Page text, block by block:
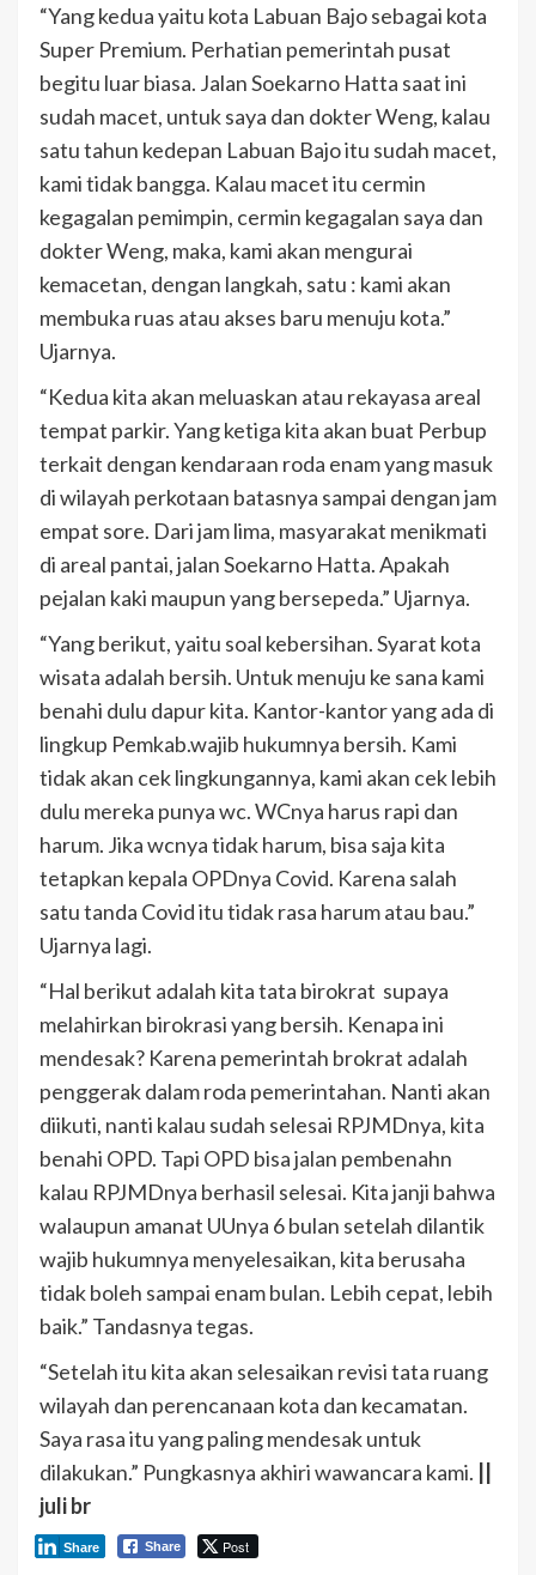
“Yang kedua yaitu kota Labuan Bajo sebagai kota
Super Premium. Perhatian pemerintah pusat
begitu luar biasa. Jalan Soekarno Hatta saat ini
sudah macet, untuk saya dan dokter Weng, kalau
satu tahun kedepan Labuan Bajo itu sudah macet,
kami tidak bangga. Kalau macet itu cermin
kegagalan pemimpin, cermin kegagalan saya dan
dokter Weng, maka, kami akan mengurai
kemacetan, dengan langkah, satu : kami akan
membuka ruas atau akses baru menuju kota.”
Ujarnya.
“Kedua kita akan meluaskan atau rekayasa areal
tempat parkir. Yang ketiga kita akan buat Perbup
terkait dengan kendaraan roda enam yang masuk
di wilayah perkotaan batasnya sampai dengan jam
empat sore. Dari jam lima, masyarakat menikmati
di areal pantai, jalan Soekarno Hatta. Apakah
pejalan kaki maupun yang bersepeda.” Ujarnya.
“Yang berikut, yaitu soal kebersihan. Syarat kota
wisata adalah bersih. Untuk menuju ke sana kami
benahi dulu dapur kita. Kantor-kantor yang ada di
lingkup Pemkab.wajib hukumnya bersih. Kami
tidak akan cek lingkungannya, kami akan cek lebih
dulu mereka punya wc. WCnya harus rapi dan
harum. Jika wcnya tidak harum, bisa saja kita
tetapkan kepala OPDnya Covid. Karena salah
satu tanda Covid itu tidak rasa harum atau bau.”
Ujarnya lagi.
“Hal berikut adalah kita tata birokrat supaya
melahirkan birokrasi yang bersih. Kenapa ini
mendesak? Karena pemerintah brokrat adalah
penggerak dalam roda pemerintahan. Nanti akan
diikuti, nanti kalau sudah selesai RPJMDnya, kita
benahi OPD. Tapi OPD bisa jalan pembenahn
kalau RPJMDnya berhasil selesai. Kita janji bahwa
walaupun amanat UUnya 6 bulan setelah dilantik
wajib hukumnya menyelesaikan, kita berusaha
tidak boleh sampai enam bulan. Lebih cepat, lebih
baik.” Tandasnya tegas.
“Setelah itu kita akan selesaikan revisi tata ruang
wilayah dan perencanaan kota dan kecamatan.
Saya rasa itu yang paling mendesak untuk
dilakukan.” Pungkasnya akhiri wawancara kami. ||
juli br
Share Post
Share